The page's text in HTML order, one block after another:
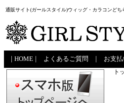
通販サイト(ガールスタイル)ウィッグ・カラコンど
HOME よくあるご質問 お支
ト